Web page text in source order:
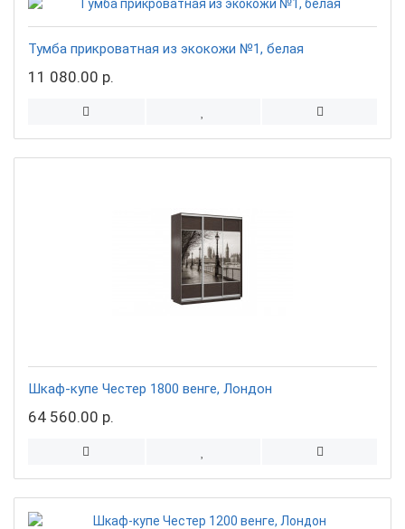
Тумба прикроватная из экокожи №1, белая
11 080.00 р.
Шкаф-купе Честер 1800 венге, Лондон
64 560.00 р.